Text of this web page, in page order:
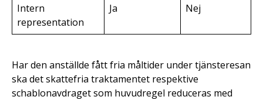
Intern
representation
Ja Nej
Har den anställde fått fria måltider under tjänsteresan
ska det skattefria traktamentet respektive
schablonavdraget som huvudregel reduceras med